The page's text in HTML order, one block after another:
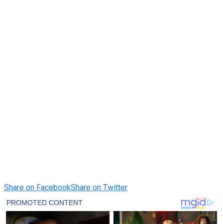
Share on FacebookShare on Twitter